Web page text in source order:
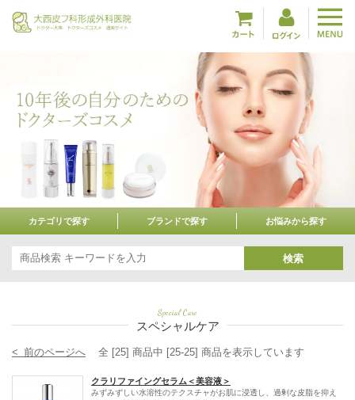
カテゴリで探す ブランドで探す お悩みから探す
検索
Special Care
スペシャルケア
< 前のページへ 全 [25] 商品中 [25-25] 商品を表示しています
クラリファイングセラム＜美容液＞
みずみずしい水溶性のテクスチャがお肌に浸透し、過剰な皮脂を抑え